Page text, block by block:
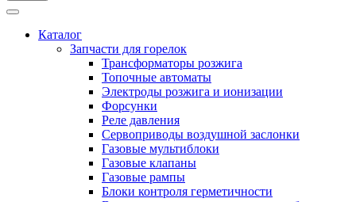
Каталог
Запчасти для горелок
Трансформаторы розжига
Топочные автоматы
Электроды розжига и ионизации
Форсунки
Реле давления
Сервоприводы воздушной заслонки
Газовые мультиблоки
Газовые клапаны
Газовые рампы
Блоки контроля герметичности